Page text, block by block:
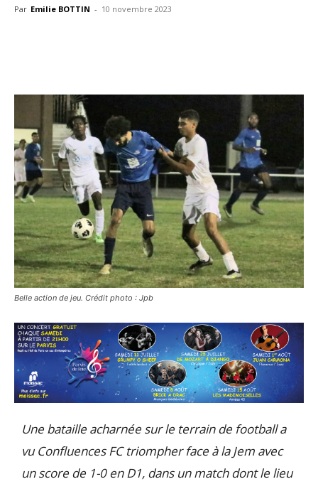
Par Emilie BOTTIN - 10 novembre 2023
Belle action de jeu. Crédit photo : Jpb
Une bataille acharnée sur le terrain de football a
vu Confluences FC triompher face à la Jem avec
un score de 1-0 en D1, dans un match dont le lieu